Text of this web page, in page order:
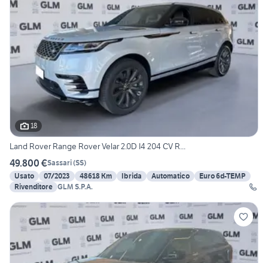
18
Land Rover Range Rover Velar 2.0D I4 204 CV R...
49.800 €Sassari(SS)
Usato
07/2023 48618 Km Ibrida Automatico
Euro 6d-TEMP
Rivenditore GLM S.P.A.